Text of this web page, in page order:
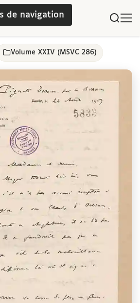
de navigation
Volume XXIV (MSVC 286)